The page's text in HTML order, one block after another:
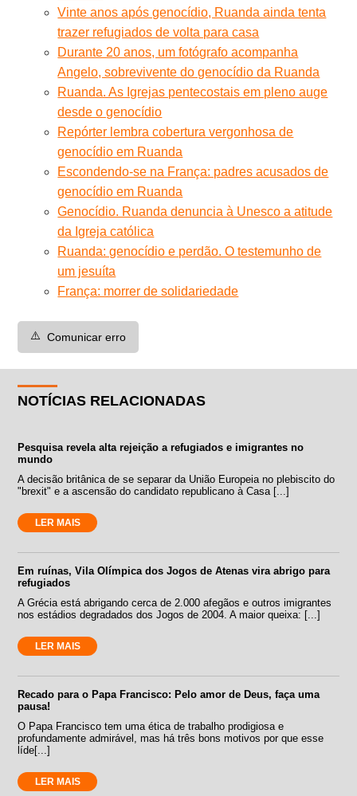
Vinte anos após genocídio, Ruanda ainda tenta
trazer refugiados de volta para casa
Durante 20 anos, um fotógrafo acompanha
Angelo, sobrevivente do genocídio da Ruanda
Ruanda. As Igrejas pentecostais em pleno auge
desde o genocídio
Repórter lembra cobertura vergonhosa de
genocídio em Ruanda
Escondendo-se na França: padres acusados de
genocídio em Ruanda
Genocídio. Ruanda denuncia à Unesco a atitude
da Igreja católica
Ruanda: genocídio e perdão. O testemunho de
um jesuíta
França: morrer de solidariedade
⚠️ Comunicar erro
NOTÍCIAS RELACIONADAS
Pesquisa revela alta rejeição a refugiados e imigrantes no
mundo
A decisão britânica de se separar da União Europeia no plebiscito do
"brexit" e a ascensão do candidato republicano à Casa [...]
LER MAIS
Em ruínas, Vila Olímpica dos Jogos de Atenas vira abrigo para
refugiados
A Grécia está abrigando cerca de 2.000 afegãos e outros imigrantes
nos estádios degradados dos Jogos de 2004. A maior queixa: [...]
LER MAIS
Recado para o Papa Francisco: Pelo amor de Deus, faça uma
pausa!
O Papa Francisco tem uma ética de trabalho prodigiosa e
profundamente admirável, mas há três bons motivos por que esse
líde[...]
LER MAIS